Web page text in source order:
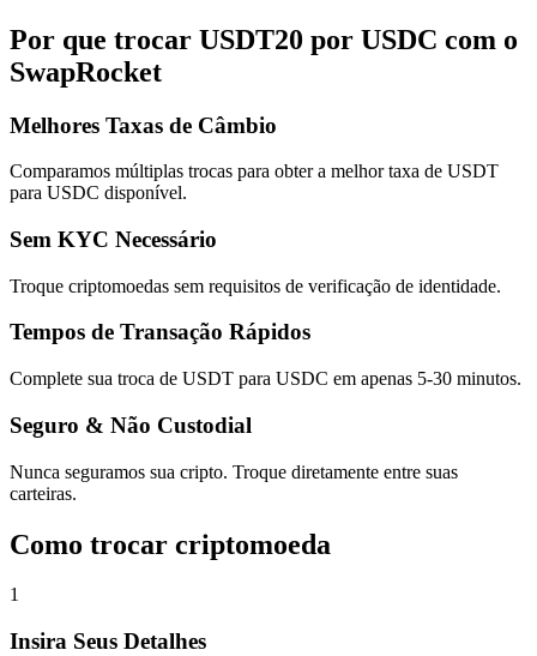
Por que trocar USDT20 por USDC com o
SwapRocket
Melhores Taxas de Câmbio
Comparamos múltiplas trocas para obter a melhor taxa de USDT
para USDC disponível.
Sem KYC Necessário
Troque criptomoedas sem requisitos de verificação de identidade.
Tempos de Transação Rápidos
Complete sua troca de USDT para USDC em apenas 5-30 minutos.
Seguro & Não Custodial
Nunca seguramos sua cripto. Troque diretamente entre suas
carteiras.
Como trocar criptomoeda
1
Insira Seus Detalhes